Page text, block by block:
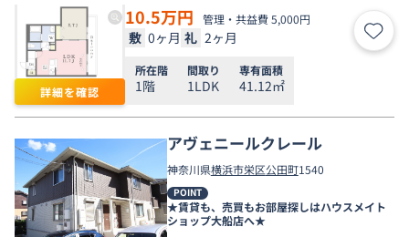
詳細を確認
10.5万円 管理・共益費 5,000円
敷 0ヶ月 礼 2ヶ月 お気
所在階
1階
間取り
1LDK
専有面積
41.12㎡
アヴェニールクレール
神奈川県横浜市栄区公田町1540
POINT
★賃貸も、売買もお部屋探しはハウスメイト
ショップ大船店へ★